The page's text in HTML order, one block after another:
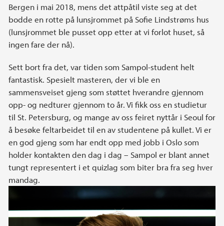
Bergen i mai 2018, mens det attpåtil viste seg at det
bodde en rotte på lunsjrommet på Sofie Lindstrøms hus
(lunsjrommet ble pusset opp etter at vi forlot huset, så
ingen fare der nå).
Sett bort fra det, var tiden som Sampol-student helt
fantastisk. Spesielt masteren, der vi ble en
sammensveiset gjeng som støttet hverandre gjennom
opp- og nedturer gjennom to år. Vi fikk oss en studietur
til St. Petersburg, og mange av oss feiret nyttår i Seoul for
å besøke feltarbeidet til en av studentene på kullet. Vi er
en god gjeng som har endt opp med jobb i Oslo som
holder kontakten den dag i dag – Sampol er blant annet
tungt representert i et quizlag som biter bra fra seg hver
mandag.